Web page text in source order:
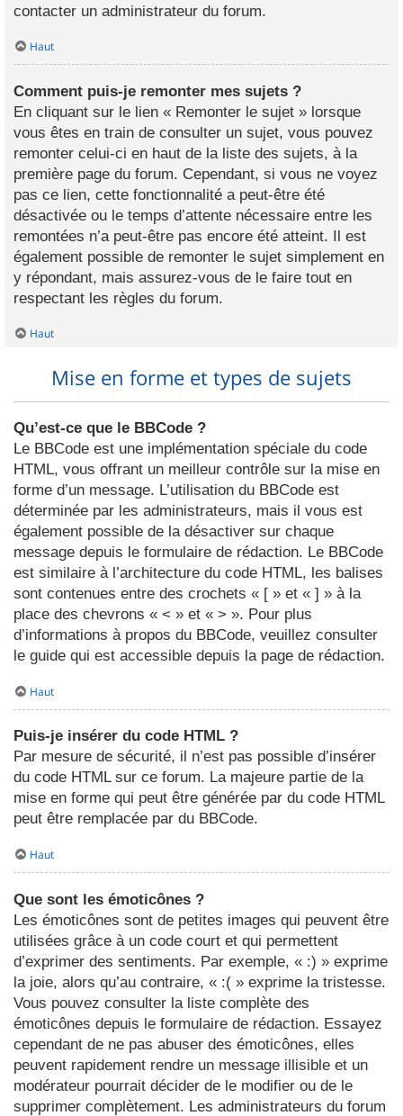
contacter un administrateur du forum.
Haut
Comment puis-je remonter mes sujets ?
En cliquant sur le lien « Remonter le sujet » lorsque
vous êtes en train de consulter un sujet, vous pouvez
remonter celui-ci en haut de la liste des sujets, à la
première page du forum. Cependant, si vous ne voyez
pas ce lien, cette fonctionnalité a peut-être été
désactivée ou le temps d’attente nécessaire entre les
remontées n’a peut-être pas encore été atteint. Il est
également possible de remonter le sujet simplement en
y répondant, mais assurez-vous de le faire tout en
respectant les règles du forum.
Haut
Mise en forme et types de sujets
Qu’est-ce que le BBCode ?
Le BBCode est une implémentation spéciale du code
HTML, vous offrant un meilleur contrôle sur la mise en
forme d’un message. L’utilisation du BBCode est
déterminée par les administrateurs, mais il vous est
également possible de la désactiver sur chaque
message depuis le formulaire de rédaction. Le BBCode
est similaire à l’architecture du code HTML, les balises
sont contenues entre des crochets « [ » et « ] » à la
place des chevrons « < » et « > ». Pour plus
d’informations à propos du BBCode, veuillez consulter
le guide qui est accessible depuis la page de rédaction.
Haut
Puis-je insérer du code HTML ?
Par mesure de sécurité, il n’est pas possible d’insérer
du code HTML sur ce forum. La majeure partie de la
mise en forme qui peut être générée par du code HTML
peut être remplacée par du BBCode.
Haut
Que sont les émoticônes ?
Les émoticônes sont de petites images qui peuvent être
utilisées grâce à un code court et qui permettent
d’exprimer des sentiments. Par exemple, « :) » exprime
la joie, alors qu’au contraire, « :( » exprime la tristesse.
Vous pouvez consulter la liste complète des
émoticônes depuis le formulaire de rédaction. Essayez
cependant de ne pas abuser des émoticônes, elles
peuvent rapidement rendre un message illisible et un
modérateur pourrait décider de le modifier ou de le
supprimer complètement. Les administrateurs du forum